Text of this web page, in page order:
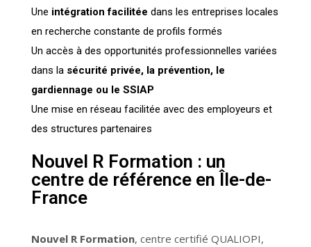
Une intégration facilitée dans les entreprises locales
en recherche constante de profils formés
Un accès à des opportunités professionnelles variées
dans la sécurité privée, la prévention, le
gardiennage ou le SSIAP
Une mise en réseau facilitée avec des employeurs et
des structures partenaires
Nouvel R Formation : un
centre de référence en Île-de-
France
Nouvel R Formation, centre certifié QUALIOPI,